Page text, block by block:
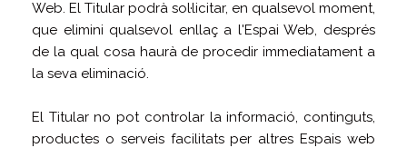
Web. El Titular podrà sol·licitar, en qualsevol moment,
que elimini qualsevol enllaç a l'Espai Web, després
de la qual cosa haurà de procedir immediatament a
la seva eliminació.
El Titular no pot controlar la informació, continguts,
productes o serveis facilitats per altres Espais web